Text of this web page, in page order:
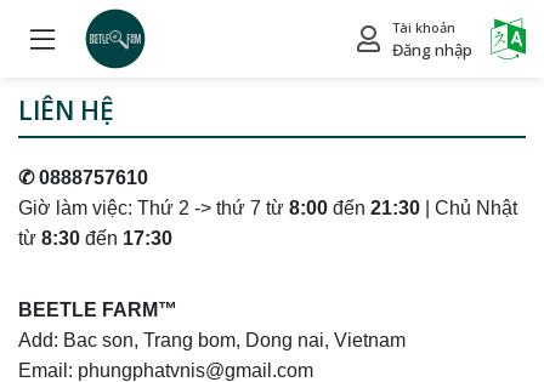
Tài khoản
Đăng nhập
LIÊN HỆ
✆0888757610
Giờ làm việc: Thứ 2 -> thứ 7 từ 8:00 đến 21:30 | Chủ Nhật
từ 8:30 đến 17:30
BEETLE FARM™
Add: Bac son, Trang bom, Dong nai, Vietnam
Email: phungphatvnis@gmail.com